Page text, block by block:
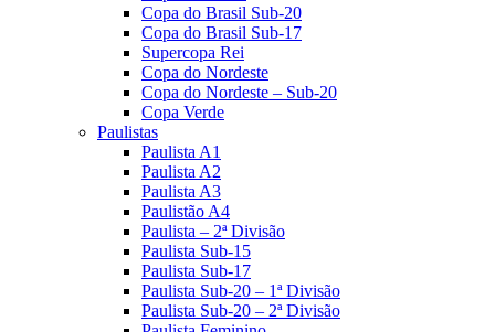
Copa do Brasil Sub-20
Copa do Brasil Sub-17
Supercopa Rei
Copa do Nordeste
Copa do Nordeste – Sub-20
Copa Verde
Paulistas
Paulista A1
Paulista A2
Paulista A3
Paulistão A4
Paulista – 2ª Divisão
Paulista Sub-15
Paulista Sub-17
Paulista Sub-20 – 1ª Divisão
Paulista Sub-20 – 2ª Divisão